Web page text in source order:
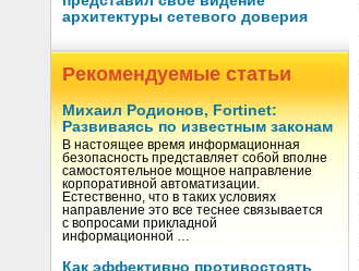
архитектуры сетевого доверия
Рекомендуемые статьи
Михаил Родионов, Fortinet:
Развиваясь по известным законам
В настоящее время информационная
безопасность представляет собой вполне
самостоятельное мощное направление
корпоративной автоматизации.
Естественно, что в таких условиях
направление это все теснее связывается
с вопросами прикладной
информационной …
Как эффективно противостоять